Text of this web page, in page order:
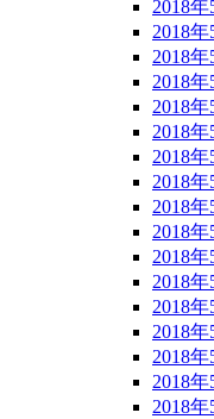
2018年
2018年
2018年
2018年
2018年
2018年
2018年
2018年
2018年
2018年
2018年
2018年
2018年
2018年
2018年
2018年
2018年